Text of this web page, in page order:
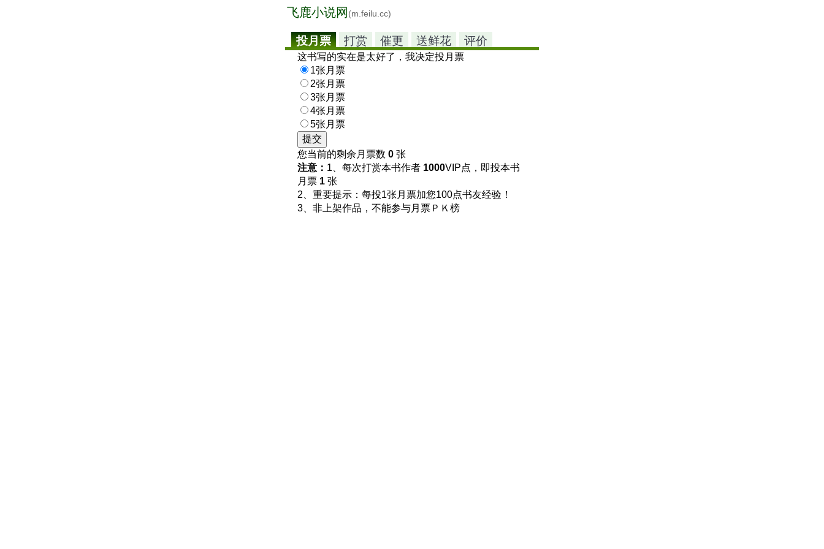
飞鹿小说网 (m.feilu.cc)
投月票 打赏 催更 送鲜花 评价
这书写的实在是太好了，我决定投月票
1张月票
2张月票
3张月票
4张月票
5张月票
您当前的剩余月票数 0 张
注意： 1、每次打赏本书作者 1000VIP点，即投本书
月票 1 张
2、重要提示：每投1张月票加您100点书友经验！
3、非上架作品，不能参与月票ＰＫ榜